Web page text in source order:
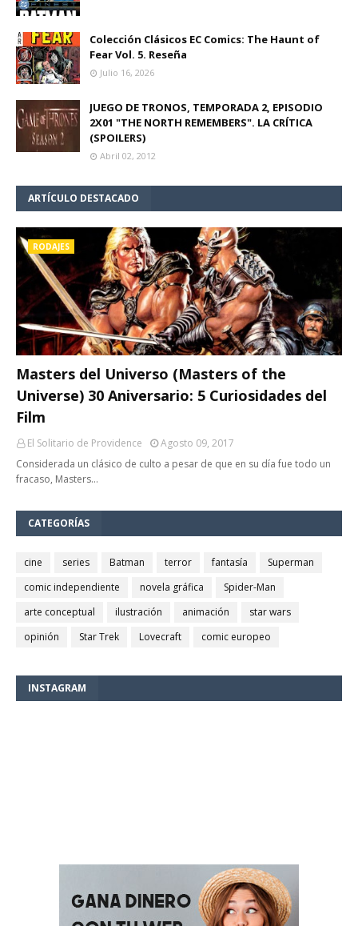
Colección Clásicos EC Comics: The Haunt of
Fear Vol. 5. Reseña
Julio 16, 2026
JUEGO DE TRONOS, TEMPORADA 2, EPISODIO
2X01 "THE NORTH REMEMBERS". LA CRÍTICA
(SPOILERS)
Abril 02, 2012
ARTÍCULO DESTACADO
RODAJES
Masters del Universo (Masters of the
Universe) 30 Aniversario: 5 Curiosidades del
Film
El Solitario de Providence
Agosto 09, 2017
Considerada un clásico de culto a pesar de que en su día fue todo un
fracaso, Masters…
CATEGORÍAS
cine series Batman terror fantasía
Superman
comic independiente
novela gráfica
Spider-Man
arte conceptual
ilustración animación
star wars
opinión
Star Trek Lovecraft comic europeo
INSTAGRAM